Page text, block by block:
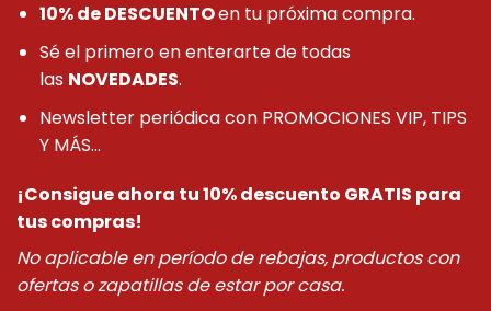
10% de DESCUENTOen tu próxima compra.
Sé el primero en enterarte de todas
las NOVEDADES.
Newsletter periódica con PROMOCIONES VIP, TIPS
Y MÁS...
¡Consigue ahora tu 10% descuento GRATIS para
tus compras!
No aplicable en período de rebajas, productos con
ofertas o zapatillas de estar por casa.